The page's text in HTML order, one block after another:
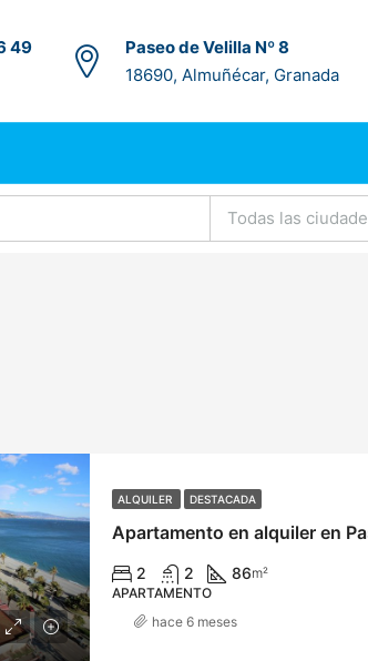
49
Paseo de Velilla Nº 8
18690, Almuñécar, Granada
Todas las
ALQUILER DESTACADA
Apartamento en alquiler en
2 2 86m²
APARTAMENTO
hace 6 meses